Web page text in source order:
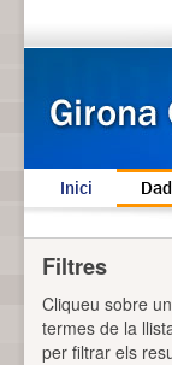
Inici
Filtres
Cliqueu sobre
termes de la
per filtrar els